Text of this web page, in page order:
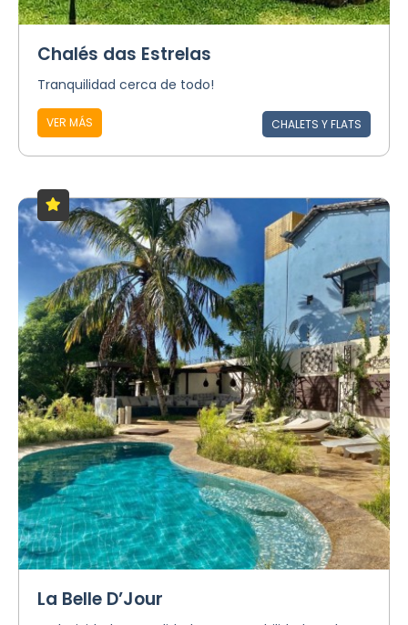
Chalés das Estrelas
Tranquilidad cerca de todo!
VER MÁS CHALETS Y FLATS
La Belle D’Jour